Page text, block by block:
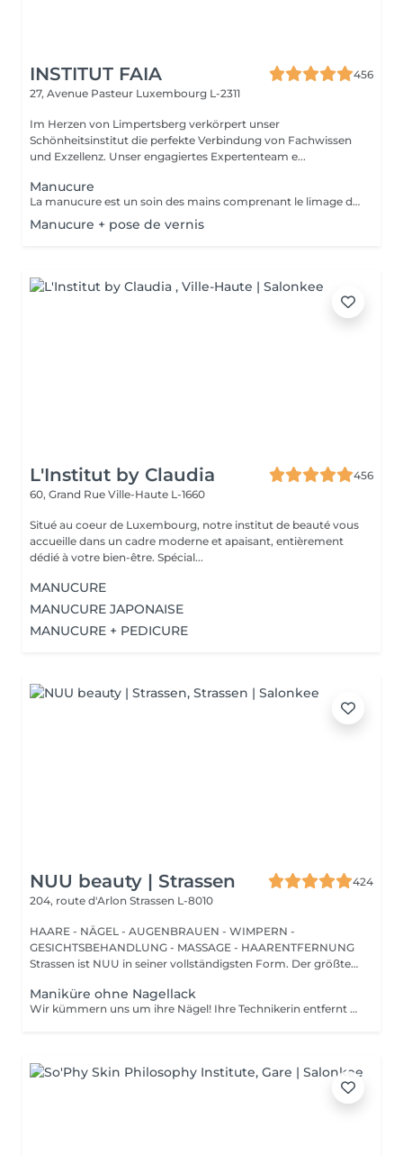
INSTITUT FAIA
456
27, Avenue Pasteur Luxembourg L-2311
Im Herzen von Limpertsberg verkörpert unser
Schönheitsinstitut die perfekte Verbindung von Fachwissen
und Exzellenz. Unser engagiertes Expertenteam e...
Manucure
La manucure est un soin des mains comprenant le limage des ongles, la pousse et la coupe des cuticules, massage avec crème de soin et application d'un vernis transparent si désiré.
Manucure + pose de vernis
L'Institut by Claudia
456
60, Grand Rue Ville-Haute L-1660
Situé au coeur de Luxembourg, notre institut de beauté vous
accueille dans un cadre moderne et apaisant, entièrement
dédié à votre bien-être. Spécial...
MANUCURE
MANUCURE JAPONAISE
MANUCURE + PEDICURE
NUU beauty | Strassen
424
204, route d'Arlon Strassen L-8010
HAARE - NÄGEL - AUGENBRAUEN - WIMPERN -
GESICHTSBEHANDLUNG - MASSAGE - HAARENTFERNUNG
Strassen ist NUU in seiner vollständigsten Form. Der größte
Maniküre ohne Nagellack
Wir kümmern uns um ihre Nägel! Ihre Technikerin entfernt sanft abgestorbene hautzellen, feilt und formt ihre Nägel und poliert die oberfläche für ein glattes, natürliches finish. Unsere meister bieten kantige, hardware- oder kombinierte manicures an, je nach ihren wünschen. Wie wird eine manicure ohne nagellack durchgeführt? - raue haut wird sanft entfernt - die form der nagelplatte wird behutsam korrigiert - die Nagelhaut und seitlichen ränder werden sorgfältig bearbeitet - Nagelhautöl und handcreme werden aufgetragen, um zu pflegen und zu hydratisieren Altersbeschränkung: empfohlen ab 14 Jahren. Nachbehandlungsempfehlungen: es sind keine speziellen Nachbehandlungen erforderlich. Häufigkeit: alle 3 Wochen.